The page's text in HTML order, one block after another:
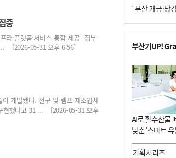
중
·플랫폼·서비스 통합 제공- 정부-
... [2026-05-31 오후 6:56]
개발됐다. 전구 및 램프 제조업체
현했다고 31 ... [2026-05-31 오후
부산기UP!
AI로 활수산물
낮춘 ‘스마트
사막·산악지대
도전